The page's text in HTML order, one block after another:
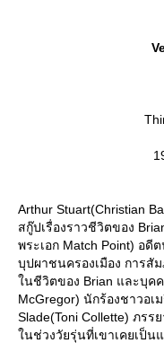
Arthur Stuart(Christian
สกู๊ปเรื่องราวชีวิตของ
พระเอก Match Point) อดี
บุปผาชนครองเมือง การสั
นชีวิตของ Brian และบุคค
McGregor) นักร้องชาวอเ
Slade(Toni Collette) ภร
นช่วงวัยรุ่นที่เขาเคยเป็น